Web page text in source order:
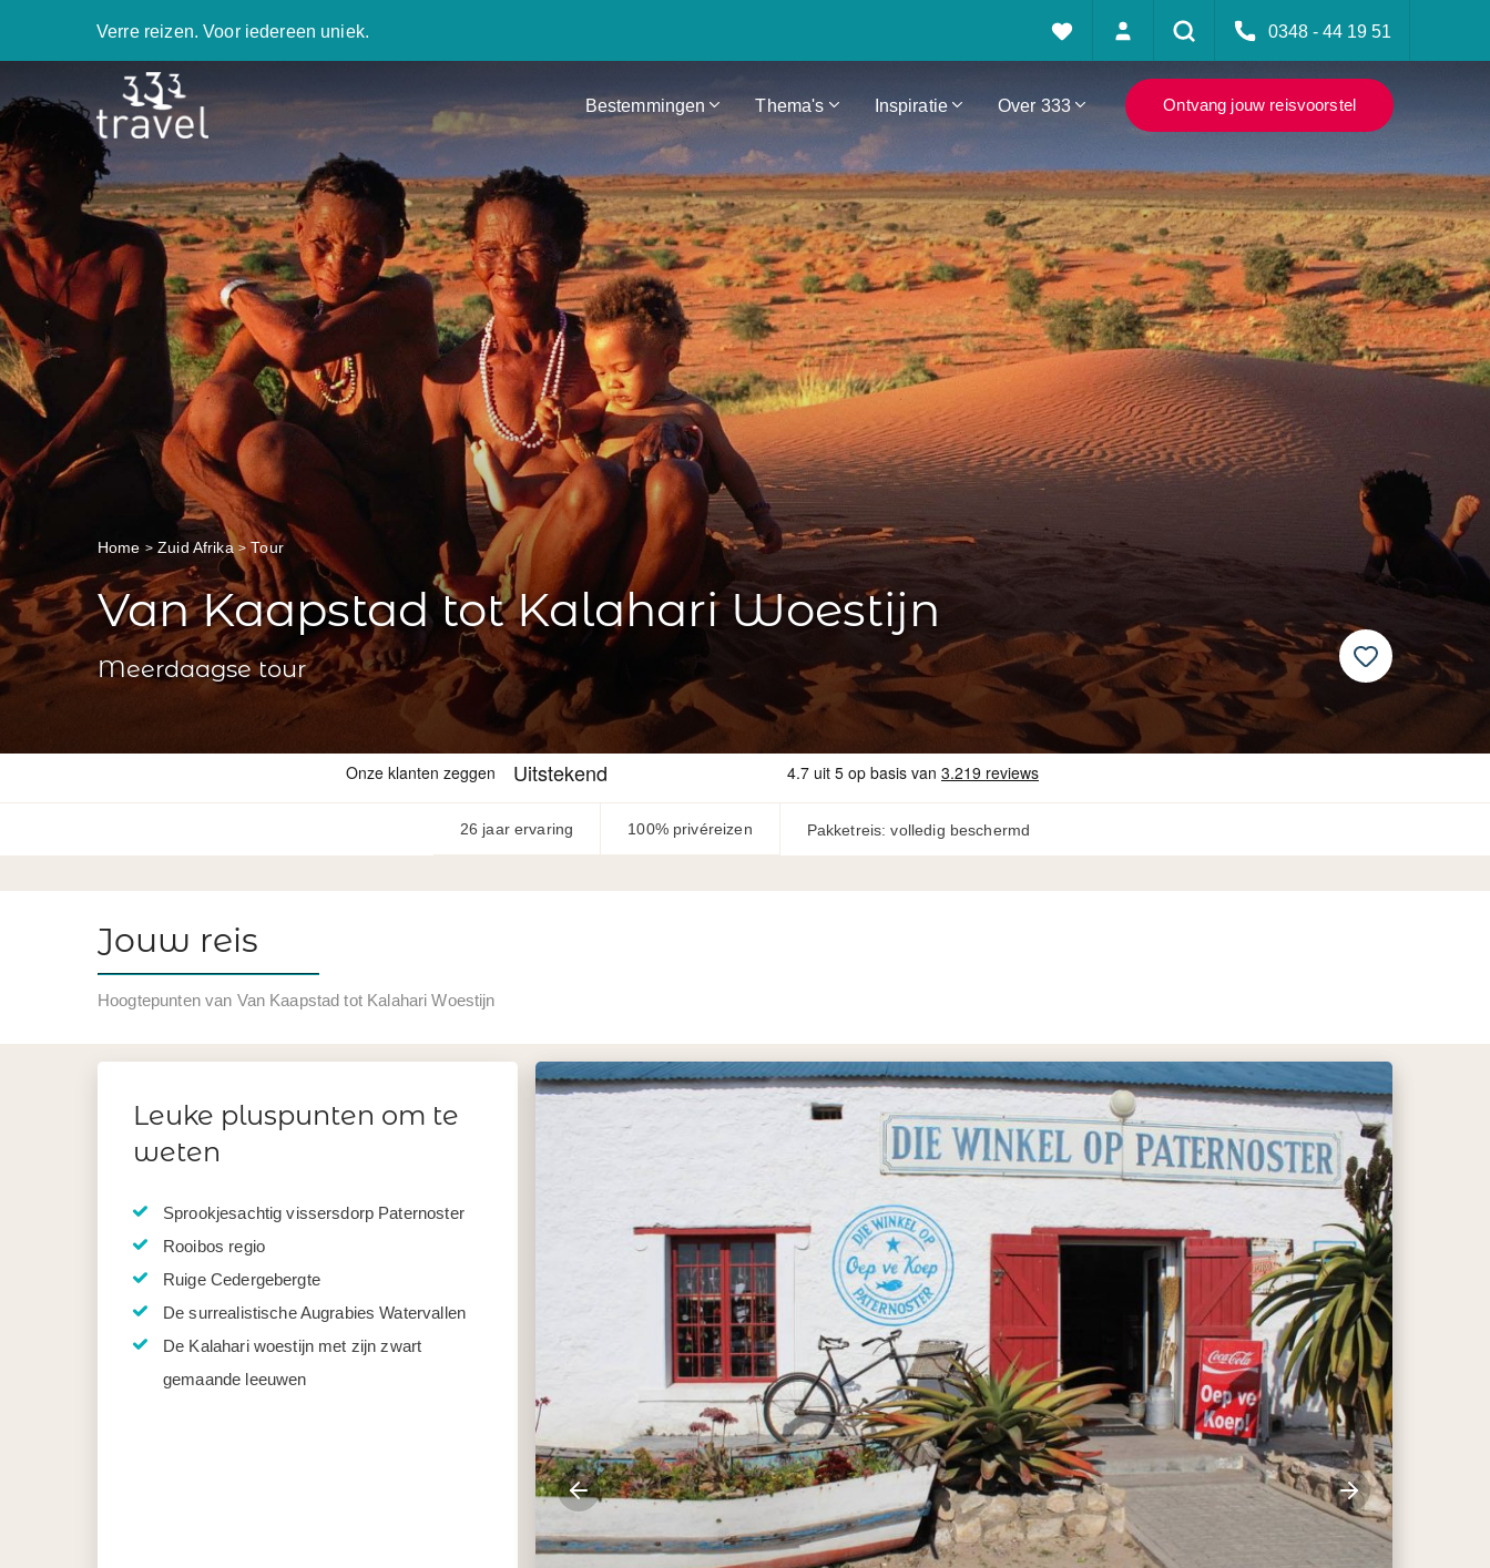
Verre reizen. Voor iedereen uniek. 0348 - 44 19 51
Bestemmingen Thema's Inspiratie Over 333 Ontvang jouw reisvoorstel
Home Zuid Afrika Tour
Van Kaapstad tot Kalahari Woestijn
Meerdaagse tour
26 jaar ervaring 100% privéreizen Pakketreis: volledig beschermd
Jouw reis
Hoogtepunten van Van Kaapstad tot Kalahari Woestijn
Leuke pluspunten om te
weten
Sprookjesachtig vissersdorp Paternoster
Rooibos regio
Ruige Cedergebergte
De surrealistische Augrabies Watervallen
De Kalahari woestijn met zijn zwart
gemaande leeuwen